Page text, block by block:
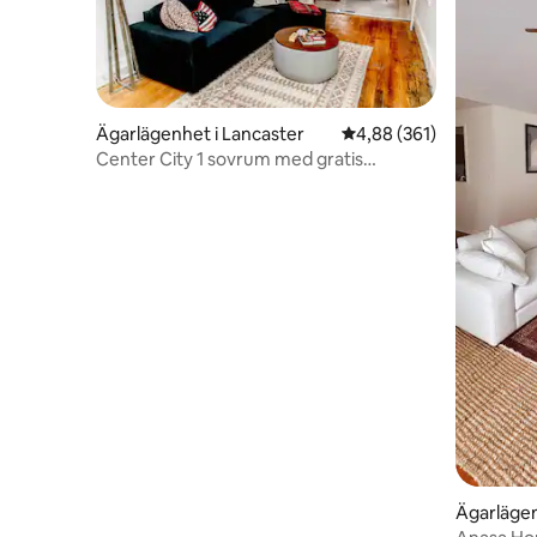
Ägarlägenhet i Lancaster 4,88 av 5 i
4,88 (361)
Center City 1 sovrum med gratis